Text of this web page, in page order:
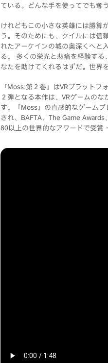
ている。どんな手を使ってでも奪
けれどもこの小さな英雄には勝算
う。そのためにも、クイルには信
れたアーケインの城の奥深くへと
る。 多くの栄光と悲痛を経験す
なたを助けてくれるはずだ。世界
『Moss:第２巻』はVRプラット
２弾となる本作は、VRゲームの
す。『Moss』の直感的なゲーム
され、BAFTA、The Game
80以上の世界的なアワードで受賞